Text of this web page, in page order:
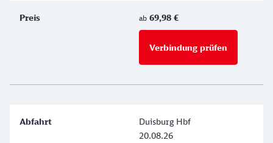
ab 69,98 €
Verbindung prüfen
Duisburg Hbf
20.08.26